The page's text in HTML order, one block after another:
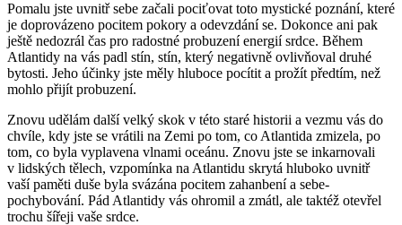
Pomalu jste uvnitř sebe začali pociťovat toto mystické poznání, které
je doprovázeno pocitem pokory a odevzdání se. Dokonce ani pak
ještě nedozrál čas pro radostné probuzení energií srdce. Během
Atlantidy na vás padl stín, stín, který negativně ovlivňoval druhé
bytosti. Jeho účinky jste měly hluboce pocítit a prožít předtím, než
mohlo přijít probuzení.
Znovu udělám další velký skok v této staré historii a vezmu vás do
chvíle, kdy jste se vrátili na Zemi po tom, co Atlantida zmizela, po
tom, co byla vyplavena vlnami oceánu. Znovu jste se inkarnovali
v lidských tělech, vzpomínka na Atlantidu skrytá hluboko uvnitř
vaší paměti duše byla svázána pocitem zahanbení a sebe-
pochybování. Pád Atlantidy vás ohromil a zmátl, ale taktéž otevřel
trochu šířeji vaše srdce.